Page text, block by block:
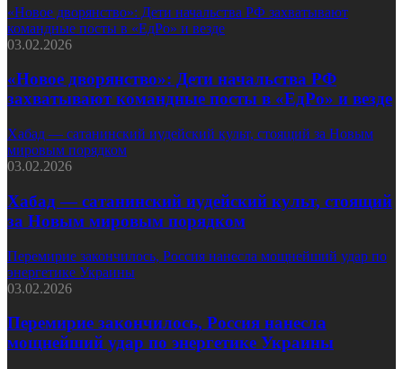
«Новое дворянство»: Дети начальства РФ захватывают
командные посты в «ЕдРо» и везде
03.02.2026
«Новое дворянство»: Дети начальства РФ
захватывают командные посты в «ЕдРо» и везде
Хабад — сатанинский иудейский культ, стоящий за Новым
мировым порядком
03.02.2026
Хабад — сатанинский иудейский культ, стоящий
за Новым мировым порядком
Перемирие закончилось, Россия нанесла мощнейший удар по
энергетике Украины
03.02.2026
Перемирие закончилось, Россия нанесла
мощнейший удар по энергетике Украины